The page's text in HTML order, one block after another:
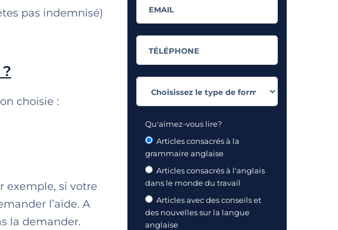
pas indemnisé)
choisie :
exemple, si votre
l’aide. A
la demander.
Qu'aimez-vous lire?
Articles consacrés à la
grammaire anglaise
Articles consacrés à l'anglais
dans le monde du travail
Articles avec des conseils et
des nouvelles sur la langue
anglaise